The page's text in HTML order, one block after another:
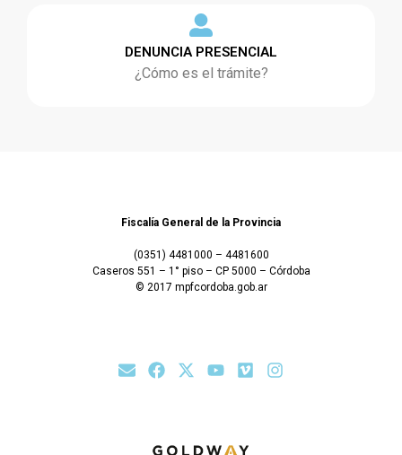
DENUNCIA PRESENCIAL
¿Cómo es el trámite?
Fiscalía General de la Provincia
(0351) 4481000 – 4481600
Caseros 551 – 1° piso – CP 5000 – Córdoba
© 2017 mpfcordoba.gob.ar